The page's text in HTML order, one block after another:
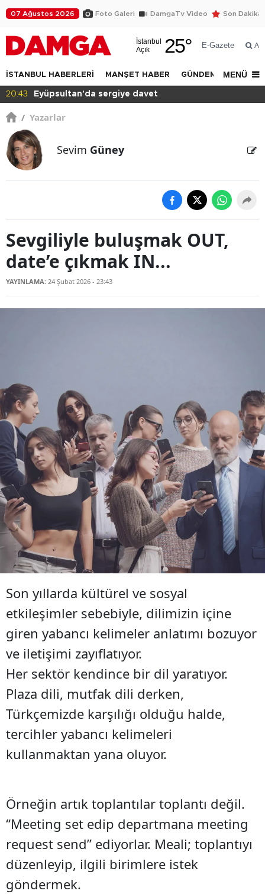
07 Ağustos 2026 Foto Galeri DamgaTv Video Son Dakika
İstanbul
Açık
25° E-Gazete Ara
İSTANBUL HABERLERİ MANŞET HABER GÜNDEM DÜNYA
MENÜ
20:41 Halkın dediği olacak!
/ Yazarlar
Sevim Güney
Sevgiliyle buluşmak OUT,
date’e çıkmak IN...
YAYINLAMA: 24 Şubat 2026 - 23:43
Son yıllarda kültürel ve sosyal
etkileşimler sebebiyle, dilimizin içine
giren yabancı kelimeler anlatımı bozuyor
ve iletişimi zayıflatıyor.
Her sektör kendince bir dil yaratıyor.
Plaza dili, mutfak dili derken,
Türkçemizde karşılığı olduğu halde,
tercihler yabancı kelimeleri
kullanmaktan yana oluyor.
Örneğin artık toplantılar toplantı değil.
“Meeting set edip departmana meeting
request send” ediyorlar. Meali; toplantıyı
düzenleyip, ilgili birimlere istek
göndermek.